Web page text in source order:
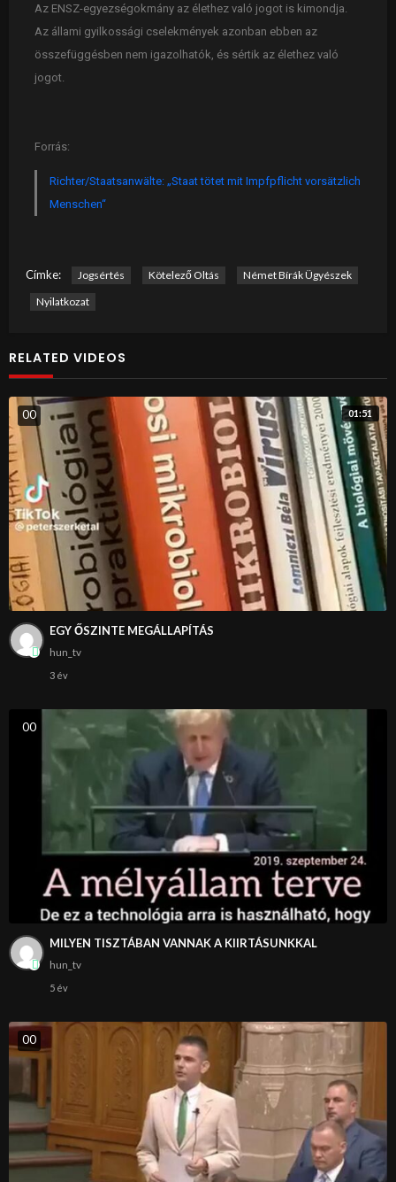
Az ENSZ-egyezségokmány az élethez való jogot is kimondja.
Az állami gyilkossági cselekmények azonban ebben az
összefüggésben nem igazolhatók, és sértik az élethez való
jogot.
Forrás:
Richter/Staatsanwälte: „Staat tötet mit Impfpflicht vorsätzlich
Menschen“
Címke: Jogsértés Kötelező Oltás
Német Bírák Ügyészek
Nyilatkozat
RELATED VIDEOS
01:51
00
EGY ŐSZINTE MEGÁLLAPÍTÁS
hun_tv
3 év
00
MILYEN TISZTÁBAN VANNAK A KIIRTÁSUNKKAL
hun_tv
5 év
00